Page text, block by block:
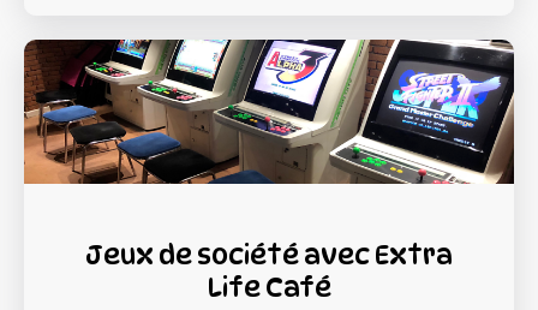
Jeux de société avec Extra
Life Café